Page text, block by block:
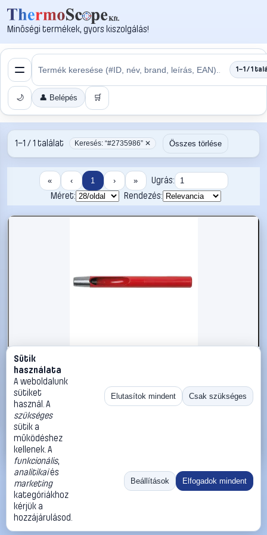
Minőségi termékek, gyors kiszolgálás!
1–1 / 1
🌙 👤 Belépés 🛒
1–1 / 1 találat Keresés: “#2735986” ✕ Összes törlése
« ‹ 1 › »
Ugrás:
Méret:
Rendezés:
#2735986
Kerek lyukasztó, 8 mm KS Tools 129.2308 (Ø x H) 8 mm x
120 mm
KS Tools Feszítővas, pajszer, kézi lyukasztó
2 390 Ft
Kosárba
«
Ugrás:
Méret:
Rendezés:
©2026
ThermoScope
ÁSZF
Cégbemutató
Sütik
használata
A weboldalunk
sütiket
használ. A
szükséges
sütik a
működéshez
kellenek. A
funkcionális,
analitikaiés
marketing
kategóriákhoz
kérjük a
hozzájárulásod.
Elutasítok mindent Csak szükséges
Beállítások Elfogadok mindent